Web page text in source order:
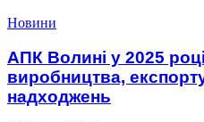
Новини
АПК Волині у 2025
виробництва,
надходжень